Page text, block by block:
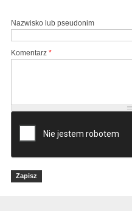
Nazwisko lub pseudonim
Komentarz *